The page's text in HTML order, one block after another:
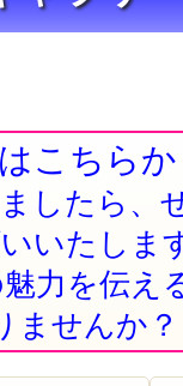
こちら
したら、
いたしま
力を伝え
ませんか？